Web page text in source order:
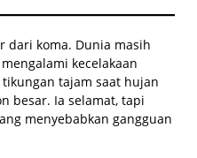
dari koma. Dunia masih
kecelakaan
tajam saat hujan
besar. Ia selamat, tapi
menyebabkan gangguan